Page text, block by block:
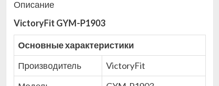
Описание
VictoryFit GYM-P1903
Основные характеристики
Производитель
VictoryFit